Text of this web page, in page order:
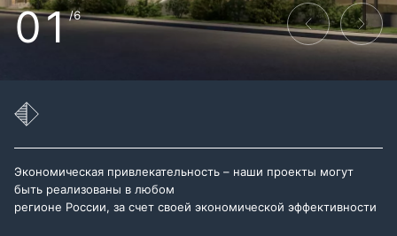
01/6
Экономическая привлекательность – наши проекты могут
быть реализованы в любом
регионе России, за счет своей экономической эффективности